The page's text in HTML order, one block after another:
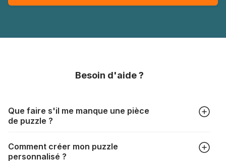
Besoin d'aide ?
Que faire s'il me manque une pièce
de puzzle ?
grand soin, mais il peut quand même arriver qu'il vous
manque une pièce. Chaque fabricant a sa propre procédure
Comment créer mon puzzle
personnalisé ?